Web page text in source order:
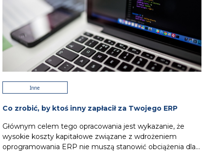
Inne
Co zrobić, by ktoś inny zapłacił za Twojego ERP
Głównym celem tego opracowania jest wykazanie, że
wysokie koszty kapitałowe związane z wdrożeniem
oprogramowania ERP nie muszą stanowić obciążenia dla...